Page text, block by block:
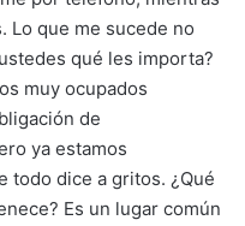
Lo que me sucede no
qué les importa?
muy ocupados
de
ya estamos
todo dice a gritos. ¿Qué
Es un lugar común